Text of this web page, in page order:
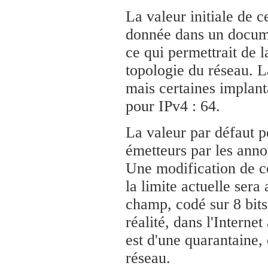
La valeur initiale de
donnée dans un
ce qui permettrait de
topologie du réseau.
mais certaines
pour IPv4 : 64.
La valeur par défaut
émetteurs par les
Une modification de
la limite actuelle sera
champ, codé sur 8
réalité, dans l'Internet
est d'une
réseau.